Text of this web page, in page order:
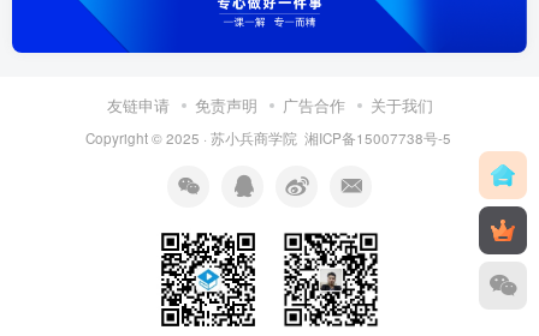
友链申请 免责声明 广告合作 关于我们
Copyright © 2025 · 苏小兵商学院 湘ICP备15007738号-5